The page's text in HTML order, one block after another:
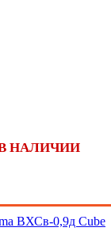
НАЛИЧИИ
ВХСв-0,9д Cube